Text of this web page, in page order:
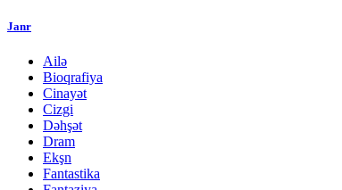
Janr
Ailə
Bioqrafiya
Cinayət
Cizgi
Dəhşət
Dram
Ekşn
Fantastika